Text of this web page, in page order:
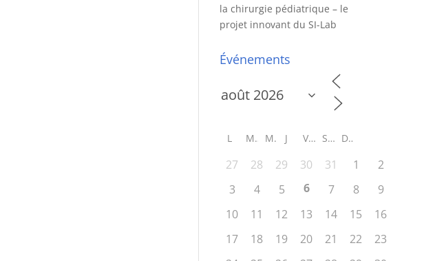
la chirurgie pédiatrique – le
projet innovant du SI-Lab
Événements
L M M J V S D
27 28 29 30 31 1
2
3
4 5 6 7 8
9
10
11 12 13 14 15
16
17
18 19 20 21 22
23